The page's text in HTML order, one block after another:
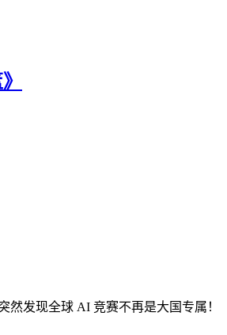
发现全球 AI 竞赛不再是大国专属！